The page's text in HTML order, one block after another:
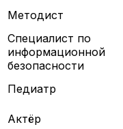
Методист
Специалист по
информационной
безопасности
Педиатр
Актёр